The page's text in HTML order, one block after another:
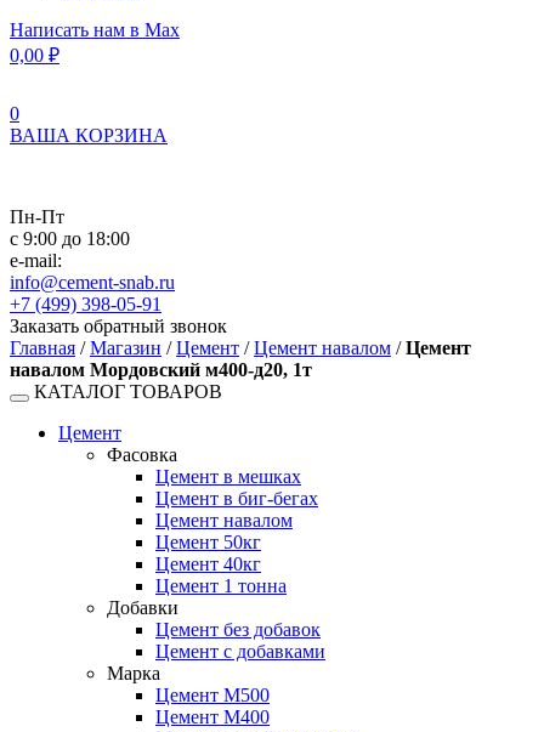
Написать нам в Max
0,00 ₽
0
ВАША КОРЗИНА
Пн-Пт
с 9:00 до 18:00
e-mail:
info@cement-snab.ru
+7 (499) 398-05-91
Заказать обратный звонок
Главная /Магазин /Цемент /Цемент навалом /Цемент
навалом Мордовский м400-д20, 1т
КАТАЛОГ ТОВАРОВ
Цемент
Фасовка
Цемент в мешках
Цемент в биг-бегах
Цемент навалом
Цемент 50кг
Цемент 40кг
Цемент 1 тонна
Добавки
Цемент без добавок
Цемент с добавками
Марка
Цемент М500
Цемент М400